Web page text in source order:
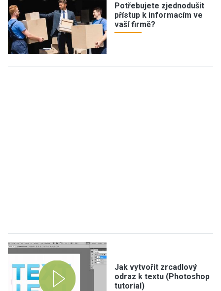
Potřebujete zjednodušit
přístup k informacím ve
vaší firmě?
Jak vytvořit zrcadlový
odraz k textu (Photoshop
tutorial)